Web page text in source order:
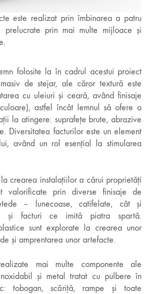
este realizat prin îmbinarea a patru
prelucrate prin mai multe mijloace și
folosite la în cadrul acestui proiect
de stejar, ale căror textură este
cu uleiuri și ceară, având finisaje
astfel încât lemnul să ofere o
la atingere: suprafețe brute, abrazive
Diversitatea facturilor este un element
având un rol esențial la stimularea
crearea instalațiilor a cărui proprietăți
valorificate prin diverse finisaje de
– lunecoase, catifelate, cât și
și facturi ce imită piatra spartă.
sunt explorate la crearea unor
și amprentarea unor artefacte.
mai multe componente ale
și metal tratat cu pulbere în
tobogan, scăriță, rampe și toate